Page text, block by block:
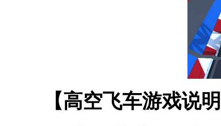
【高空飞车游戏说